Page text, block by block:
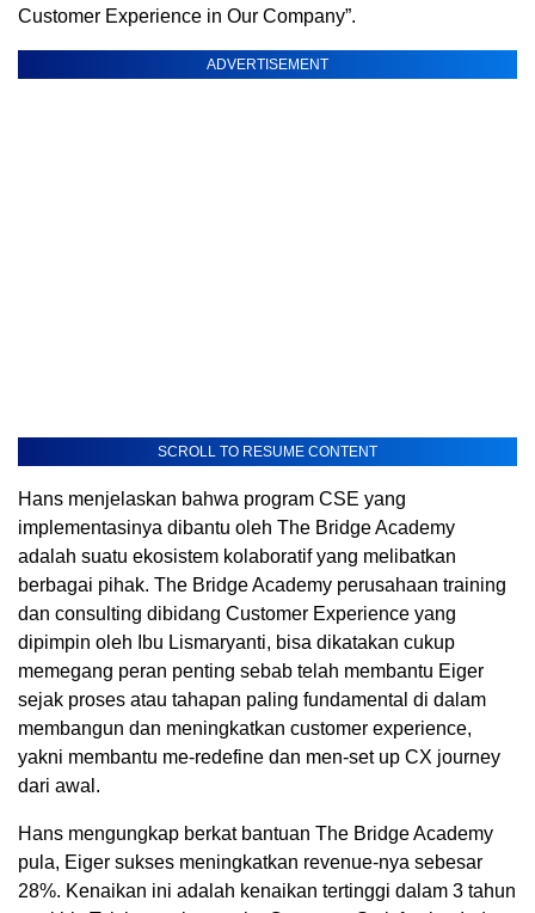
Customer Experience in Our Company”.
ADVERTISEMENT
SCROLL TO RESUME CONTENT
Hans menjelaskan bahwa program CSE yang
implementasinya dibantu oleh The Bridge Academy
adalah suatu ekosistem kolaboratif yang melibatkan
berbagai pihak. The Bridge Academy perusahaan training
dan consulting dibidang Customer Experience yang
dipimpin oleh Ibu Lismaryanti, bisa dikatakan cukup
memegang peran penting sebab telah membantu Eiger
sejak proses atau tahapan paling fundamental di dalam
membangun dan meningkatkan customer experience,
yakni membantu me-redefine dan men-set up CX journey
dari awal.
Hans mengungkap berkat bantuan The Bridge Academy
pula, Eiger sukses meningkatkan revenue-nya sebesar
28%. Kenaikan ini adalah kenaikan tertinggi dalam 3 tahun